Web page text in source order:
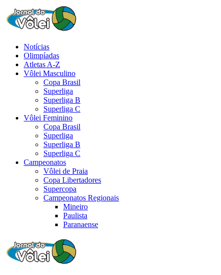
Notícias
Olimpíadas
Atletas A-Z
Vôlei Masculino
Copa Brasil
Superliga
Superliga B
Superliga C
Vôlei Feminino
Copa Brasil
Superliga
Superliga B
Superliga C
Campeonatos
Vôlei de Praia
Copa Libertadores
Supercopa
Campeonatos Regionais
Mineiro
Paulista
Paranaense